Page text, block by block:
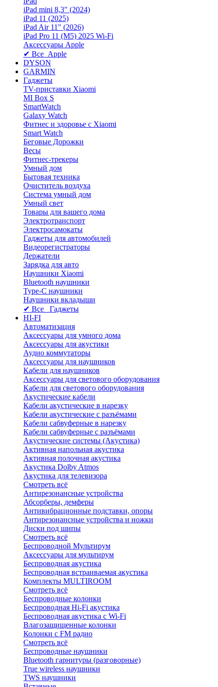
iPad mini 8,3″ (2024)
iPad 11 (2025)
iPad Air 11" (2026)
iPad Pro 11 (M5) 2025 Wi-Fi
Аксессуары Apple
✔ Все Apple
DYSON
GARMIN
Гаджеты
TV-приставки Xiaomi
MI Box S
SmartWatch
Galaxy Watch
Фитнес и здоровье с Xiaomi
Smart Watch
Беговые Дорожки
Весы
Фитнес-трекеры
Умный дом
Бытовая техника
Очиститель воздуха
Система умный дом
Умный свет
Товары для вашего дома
Электротранспорт
Электросамокаты
Гаджеты для автомобилей
Видеорегистраторы
Держатели
Зарядка для авто
Наушники Xiaomi
Bluetooth наушники
Type-C наушники
Наушники вкладыши
✔ Все Гаджеты
HI-FI
Автоматизация
Аксессуары для умного дома
Аксессуары для акустики
Аудио коммутаторы
Аксессуары для наушников
Кабели для наушников
Аксессуары для светового оборудования
Кабели для светового оборудования
Акустические кабели
Кабели акустические в нарезку
Кабели акустические с разъёмами
Кабели сабвуферные в нарезку
Кабели сабвуферные с разъёмами
Акустические системы (Акустика)
Активная напольная акустика
Активная полочная акустика
Акустика Dolby Atmos
Акустика для телевизора
Смотреть всё
Антирезонансные устройства
Абсорберы, демферы
Антивибрационные подставки, опоры
Антирезонансные устройства и ножки
Диски под шипы
Смотреть всё
Беспроводной Мультирум
Аксессуары для мультирум
Беспроводная акустика
Беспроводная встраиваемая акустика
Комплекты MULTIROOM
Смотреть всё
Беспроводные колонки
Беспроводная Hi-Fi акустика
Беспроводная акустика с Wi-Fi
Влагозащищенные колонки
Колонки с FM радио
Смотреть всё
Беспроводные наушники
Bluetоoth гарнитуры (разговорные)
True wireless наушники
TWS наушники